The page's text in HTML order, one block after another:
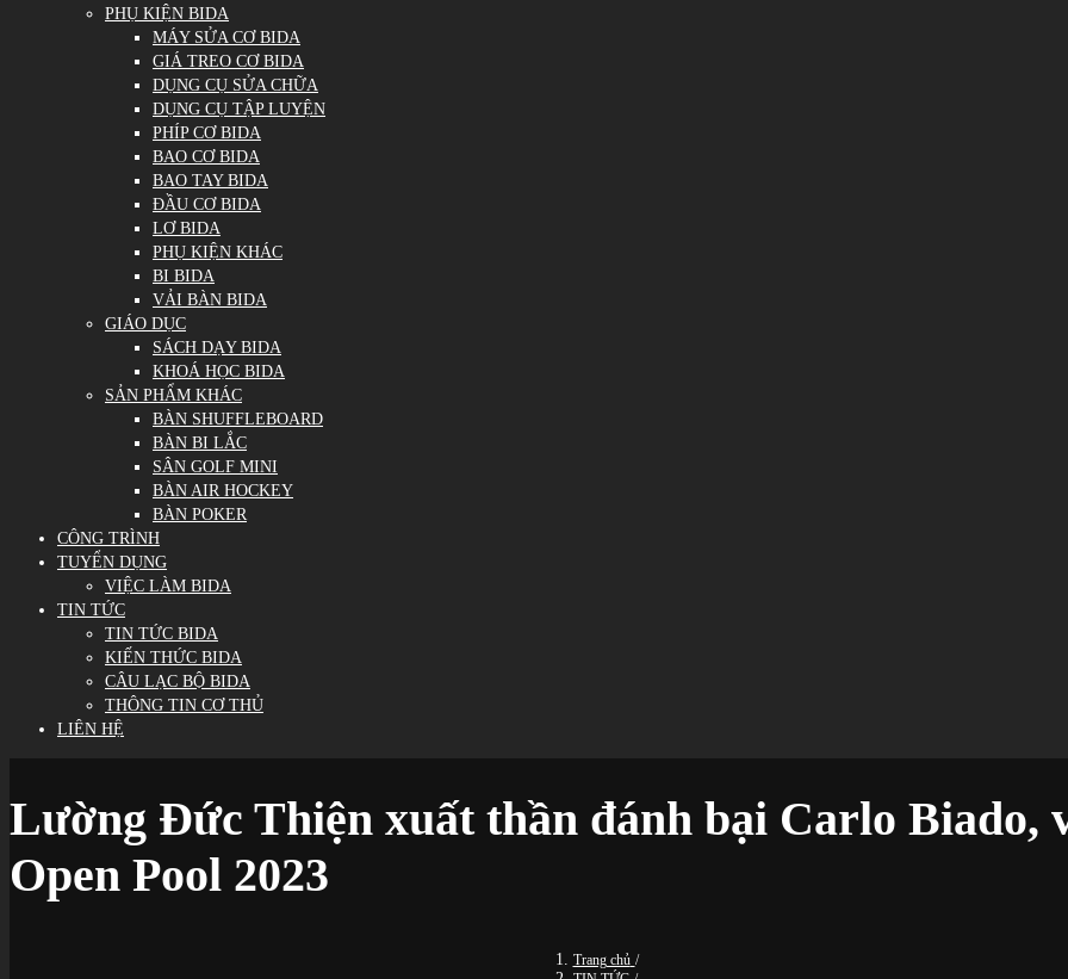
PHỤ KIỆN BIDA
MÁY SỬA CƠ BIDA
GIÁ TREO CƠ BIDA
DỤNG CỤ SỬA CHỮA
DỤNG CỤ TẬP LUYỆN
PHÍP CƠ BIDA
BAO CƠ BIDA
BAO TAY BIDA
ĐẦU CƠ BIDA
LƠ BIDA
PHỤ KIỆN KHÁC
BI BIDA
VẢI BÀN BIDA
GIÁO DỤC
SÁCH DẠY BIDA
KHOÁ HỌC BIDA
SẢN PHẨM KHÁC
BÀN SHUFFLEBOARD
BÀN BI LẮC
SÂN GOLF MINI
BÀN AIR HOCKEY
BÀN POKER
CÔNG TRÌNH
TUYỂN DỤNG
VIỆC LÀM BIDA
TIN TỨC
TIN TỨC BIDA
KIẾN THỨC BIDA
CÂU LẠC BỘ BIDA
THÔNG TIN CƠ THỦ
LIÊN HỆ
Lường Đức Thiện xuất thần đánh bại Carlo Biado,
Open Pool 2023
Trang chủ /